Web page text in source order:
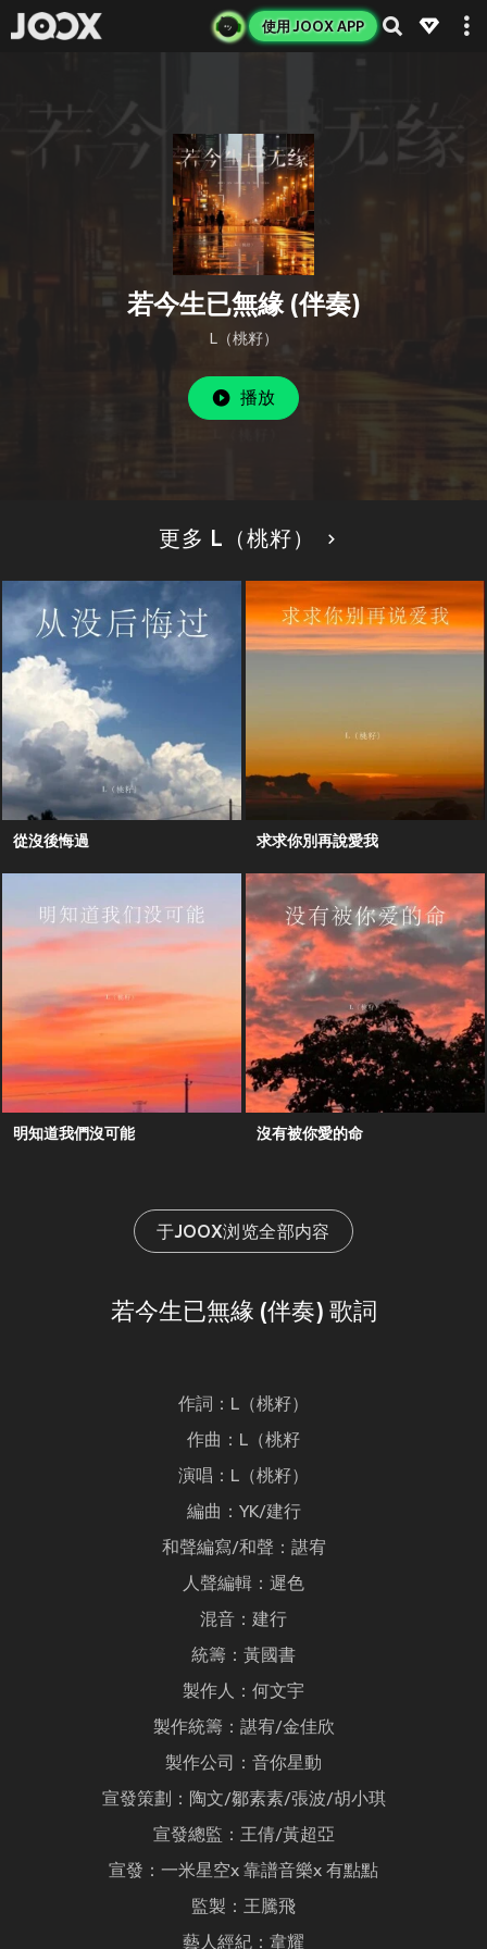
使用 JOOX APP
若今生已無緣 (伴奏)
L（桃籽）
播放
更多 L（桃籽）
從沒後悔過 求求你別再說愛我
明知道我們沒可能 沒有被你愛的命
于JOOX浏览全部内容
若今生已無緣 (伴奏) 歌詞
作詞：L（桃籽）
作曲：L（桃籽
演唱：L（桃籽）
編曲：YK/建行
和聲編寫/和聲：諶宥
人聲編輯：遲色
混音：建行
統籌：黃國書
製作人：何文宇
製作統籌：諶宥/金佳欣
製作公司：音你星動
宣發策劃：陶文/鄒素素/張波/胡小琪
宣發總監：王倩/黃超亞
宣發：一米星空x 靠譜音樂x 有點點
監製：王騰飛
藝人經紀：韋耀